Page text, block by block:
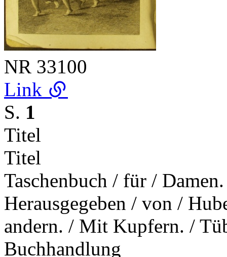
NR 33100
Link
S. 1
Titel
Titel
Taschenbuch / für /
Herausgegeben / von /
andern. / Mit Kupfern. /
Buchhandlung